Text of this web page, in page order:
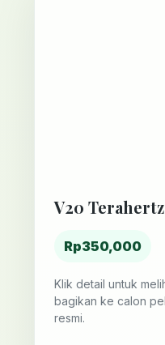
V20 Terahertz
Rp350,000
Klik detail untuk
bagikan ke calon
resmi.